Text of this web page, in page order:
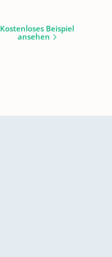
Kostenloses Beispiel
ansehen